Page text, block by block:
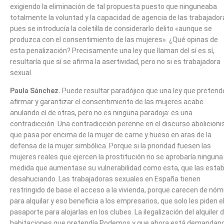
exigiendo la eliminación de tal propuesta puesto que ninguneaba
totalmente la voluntad y la capacidad de agencia de las
pues se introducía la coletilla de considerarlo delito «aunque se
produzca con el consentimiento de las mujeres». ¿Qué opinas de
esta penalización? Precisamente una ley que llaman del sí es sí,
resultaría que sí se afirma la asertividad, pero no si es trabajadora
sexual.
Paula Sánchez. Puede resultar paradójico que una ley que
afirmar y garantizar el consentimiento de las mujeres acabe
anulando el de otras, pero no es ninguna paradoja: es una
contradicción. Una contradicción perenne en el discurso
que pasa por encima de la mujer de carne y hueso en aras de la
defensa de la mujer simbólica. Porque si la prioridad fuesen las
mujeres reales que ejercen la prostitución no se aprobaría ninguna
medida que aumentase su vulnerabilidad como esta, que las
desahuciando. Las trabajadoras sexuales en España tienen
restringido de base el acceso a la vivienda, porque carecen de
para alquilar y eso beneficia a los empresarios, que solo les piden el
pasaporte para alojarlas en los clubes. La ilegalización del alquiler